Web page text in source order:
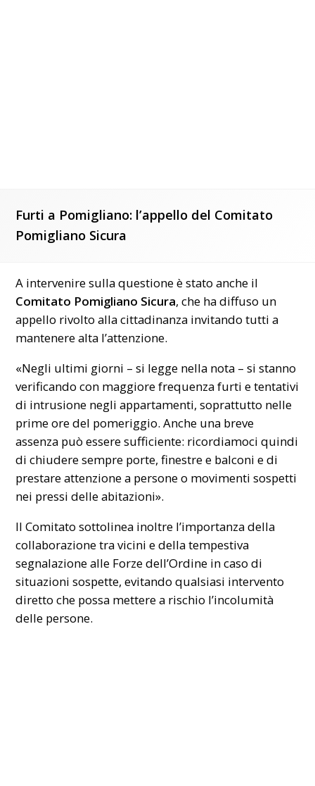
Furti a Pomigliano: l’appello del Comitato
Pomigliano Sicura
A intervenire sulla questione è stato anche il
Comitato Pomigliano Sicura, che ha diffuso un
appello rivolto alla cittadinanza invitando tutti a
mantenere alta l’attenzione.
«Negli ultimi giorni – si legge nella nota – si stanno
verificando con maggiore frequenza furti e tentativi
di intrusione negli appartamenti, soprattutto nelle
prime ore del pomeriggio. Anche una breve
assenza può essere sufficiente: ricordiamoci quindi
di chiudere sempre porte, finestre e balconi e di
prestare attenzione a persone o movimenti sospetti
nei pressi delle abitazioni».
Il Comitato sottolinea inoltre l’importanza della
collaborazione tra vicini e della tempestiva
segnalazione alle Forze dell’Ordine in caso di
situazioni sospette, evitando qualsiasi intervento
diretto che possa mettere a rischio l’incolumità
delle persone.